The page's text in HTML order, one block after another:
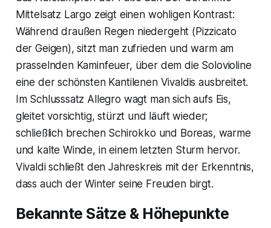
Mittelsatz Largo zeigt einen wohligen Kontrast:
Während draußen Regen niedergeht (Pizzicato
der Geigen), sitzt man zufrieden und warm am
prasselnden Kaminfeuer, über dem die Solovioline
eine der schönsten Kantilenen Vivaldis ausbreitet.
Im Schlusssatz Allegro wagt man sich aufs Eis,
gleitet vorsichtig, stürzt und läuft wieder;
schließlich brechen Schirokko und Boreas, warme
und kalte Winde, in einem letzten Sturm hervor.
Vivaldi schließt den Jahreskreis mit der Erkenntnis,
dass auch der Winter seine Freuden birgt.
Bekannte Sätze & Höhepunkte